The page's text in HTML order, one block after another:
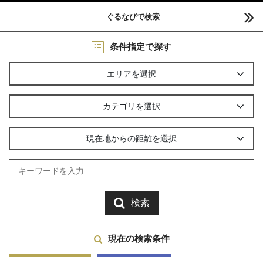
ぐるなびで検索
条件指定で探す
エリアを選択
カテゴリを選択
現在地からの距離を選択
検索
現在の検索条件